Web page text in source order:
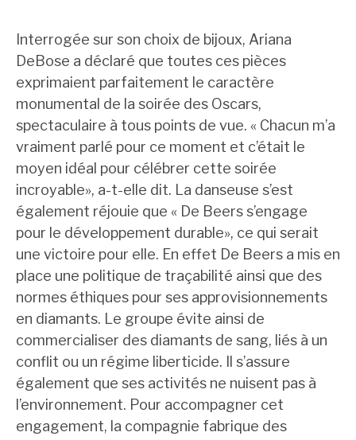
Interrogée sur son choix de bijoux, Ariana
DeBose a déclaré que toutes ces pièces
exprimaient parfaitement le caractère
monumental de la soirée des Oscars,
spectaculaire à tous points de vue. « Chacun m’a
vraiment parlé pour ce moment et c’était le
moyen idéal pour célébrer cette soirée
incroyable», a-t-elle dit. La danseuse s’est
également réjouie que « De Beers s’engage
pour le développement durable», ce qui serait
une victoire pour elle. En effet De Beers a mis en
place une politique de traçabilité ainsi que des
normes éthiques pour ses approvisionnements
en diamants. Le groupe évite ainsi de
commercialiser des diamants de sang, liés à un
conflit ou un régime liberticide. Il s’assure
également que ses activités ne nuisent pas à
l’environnement. Pour accompagner cet
engagement, la compagnie fabrique des